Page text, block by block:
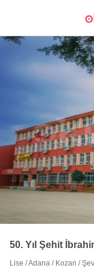
50. Yıl Şehit
Lise /Adana / Kozan /